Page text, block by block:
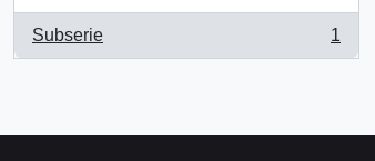
Subserie
, 1 resultados
1